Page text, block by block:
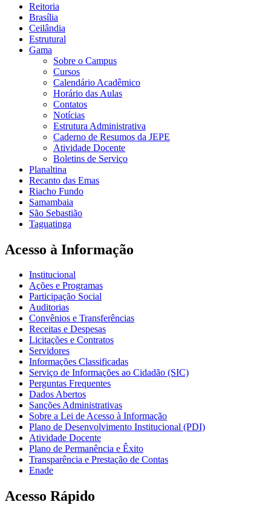
Reitoria
Brasília
Ceilândia
Estrutural
Gama
Sobre o Campus
Cursos
Calendário Acadêmico
Horário das Aulas
Contatos
Notícias
Estrutura Administrativa
Caderno de Resumos da JEPE
Atividade Docente
Boletins de Serviço
Planaltina
Recanto das Emas
Riacho Fundo
Samambaia
São Sebastião
Taguatinga
Acesso à Informação
Institucional
Ações e Programas
Participação Social
Auditorias
Convênios e Transferências
Receitas e Despesas
Licitações e Contratos
Servidores
Informações Classificadas
Serviço de Informações ao Cidadão (SIC)
Perguntas Frequentes
Dados Abertos
Sanções Administrativas
Sobre a Lei de Acesso à Informação
Plano de Desenvolvimento Institucional (PDI)
Atividade Docente
Plano de Permanência e Êxito
Transparência e Prestação de Contas
Enade
Acesso Rápido